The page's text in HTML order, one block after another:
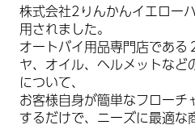
株式会社2りんかんイエロー
用されました。
オートバイ用品専門店である
ヤ、オイル、ヘルメットなど
について、
お客様自身が簡単なフローチ
するだけで、ニーズに最適な